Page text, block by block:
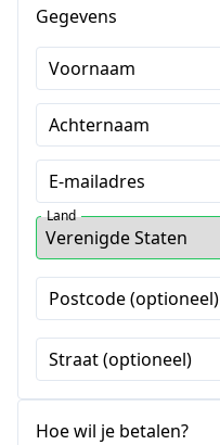
Gegevens
Voornaam
Achternaam
E-mailadres
Land
Postcode (optioneel)
Straat (optioneel)
Hoe wil je betalen?